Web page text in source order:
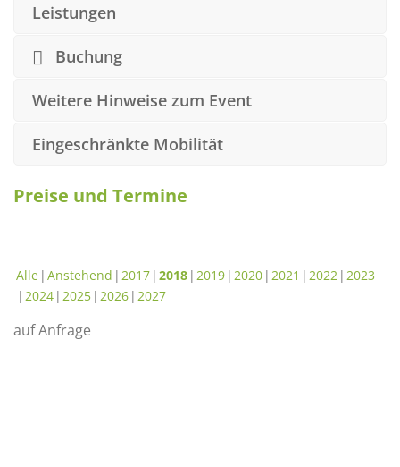
Leistungen
Buchung
Weitere Hinweise zum Event
Eingeschränkte Mobilität
Preise und Termine
Alle Anstehend 2017 2018 2019 2020 2021 2022 2023
2024 2025 2026 2027
auf Anfrage